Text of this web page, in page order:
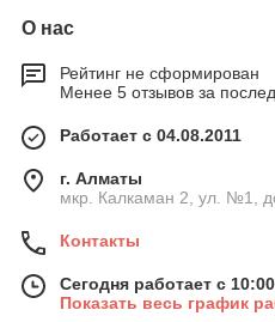
О нас
Рейтинг не сформирован
Менее 5 отзывов за
Работает с 04.08.2011
г. Алматы
мкр. Калкаман 2, ул. №1,
Контакты
Сегодня работает с
Показать весь график